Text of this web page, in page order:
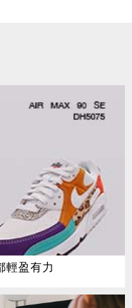
輕盈有力